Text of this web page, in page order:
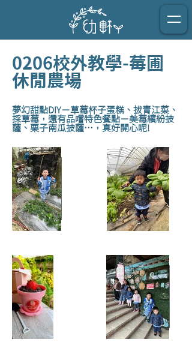
0206校外教學-莓圃
休閒農場
夢幻甜點DIY－草莓杯子蛋糕、拔青江菜、
採草莓，還有品嚐特色餐點－美莓繽紛披
薩、栗子南瓜披薩…，真好開心呢!